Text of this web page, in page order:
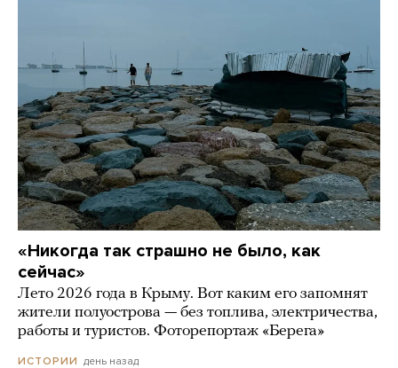
«Никогда так страшно не было, как
сейчас»
Лето 2026 года в Крыму. Вот каким его запомнят
жители полуострова — без топлива, электричества,
работы и туристов. Фоторепортаж «Берега»
ИСТОРИИ день назад